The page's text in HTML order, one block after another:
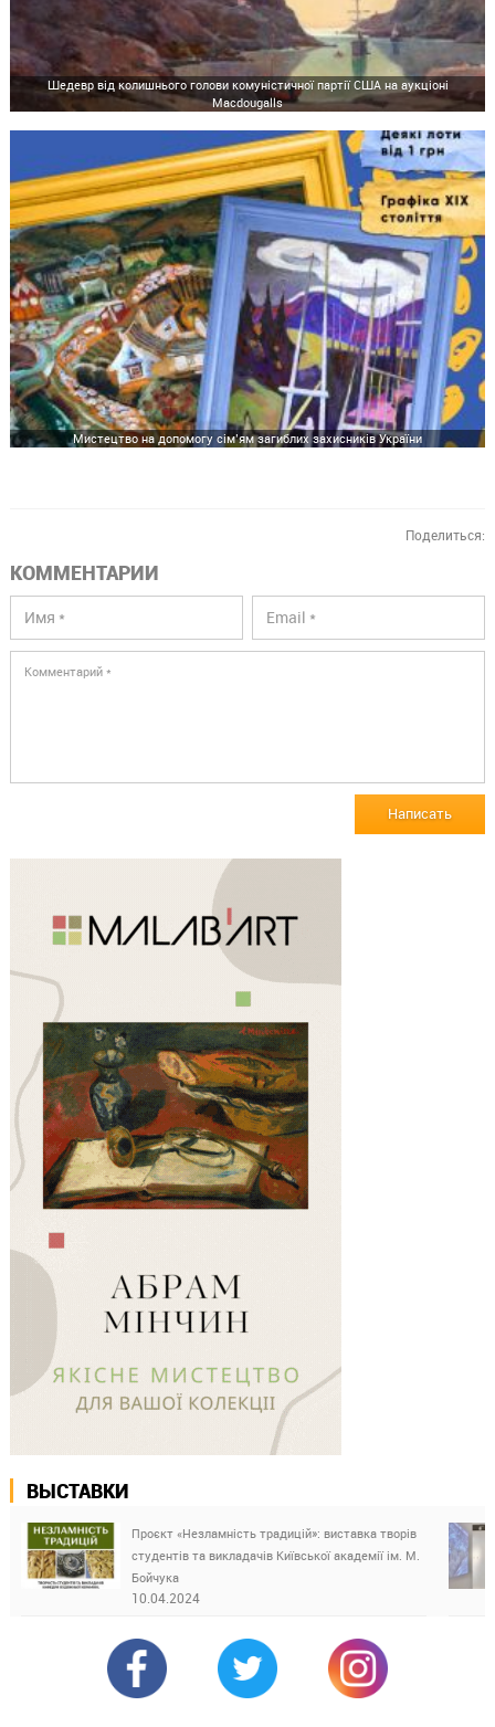
Шедевр від колишнього голови комуністичної партії США на аукціоні
Macdougalls
Мистецтво на допомогу сім’ям загиблих захисників України
Поделиться:
КОММЕНТАРИИ
Написать
ВЫСТАВКИ
Проєкт «Незламність традицій»: виставка творів
студентів та викладачів Київської академії ім. М.
Бойчука
10.04.2024